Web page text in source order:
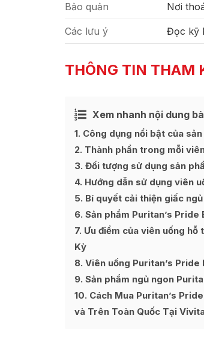
Bảo quản Nơi
Các lưu ý Đọc kỹ
THÔNG TIN THAM
Xem nhanh nội dung
1 Công dụng nổi bật của
2 Thành phần trong mỗi
3 Đối tượng sử dụng sản
4 Hướng dẫn sử dụng viên
5 Bí quyết cải thiện giấc
6 Sản phẩm Puritan’s
7 Ưu điểm của viên uống
Kỳ
8 Viên uống Puritan’s
9 Sản phẩm ngủ ngon
10 Cách Mua Puritan’s
và Trên Toàn Quốc Tại